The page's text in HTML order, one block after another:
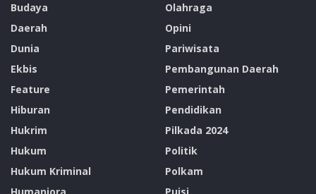
Budaya
Daerah
Dunia
Ekbis
Feature
Hiburan
Hukrim
Hukum
Hukum Kriminal
Olahraga
Opini
Pariwisata
Pembangunan Daerah
Pemerintah
Pendidikan
Pilkada 2024
Politik
Polkam